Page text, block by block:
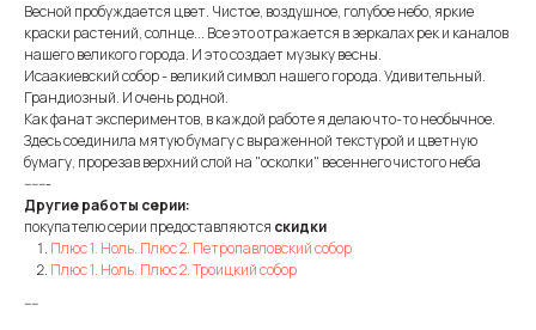
Весной пробуждается цвет. Чистое, воздушное, голубое небо, яркие
краски растений, солнце... Все это отражается в зеркалах рек и каналов
нашего великого города. И это создает музыку весны.
Исаакиевский собор - великий символ нашего города. Удивительный.
Грандиозный. И очень родной.
Как фанат экспериментов, в каждой работе я делаю что-то необычное.
Здесь соединила мятую бумагу с выраженной текстурой и цветную
бумагу, прорезав верхний слой на "осколки" весеннего чистого неба
-------
Другие работы серии:
покупателю серии предоставляются скидки
Плюс 1. Ноль. Плюс 2. Петропавловский собор
Плюс 1. Ноль. Плюс 2. Троицкий собор
----